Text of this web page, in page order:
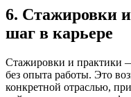
6. Стажировки
шаг в карьере
Стажировки и практики
без опыта работы. Это
конкретной отраслью,